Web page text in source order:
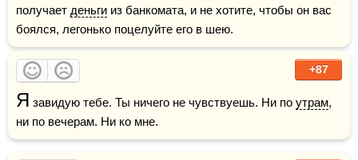
получает деньги из банкомата, и не хотите, чтобы он вас
боялся, легонько поцелуйте его в шею.
+87
Я завидую тебе. Ты ничего не чувствуешь. Ни по утрам,
ни по вечерам. Ни ко мне.